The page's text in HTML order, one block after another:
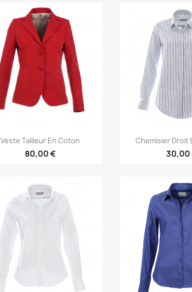
Aperçu rapide
Veste Tailleur En Coton
80,00 €
Aperçu
Chemisier Droit
30,00